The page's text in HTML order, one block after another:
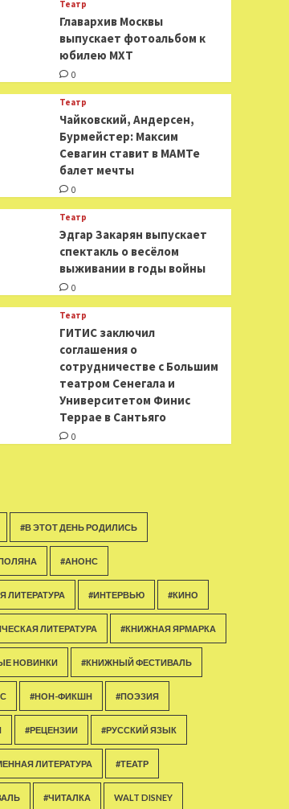
Театр
​​Главархив Москвы
выпускает фотоальбом к
юбилею МХТ
0
Театр
​​Чайковский, Андерсен,
Бурмейстер: Максим
Севагин ставит в МАМТе
балет мечты
0
Театр
Эдгар Закарян выпускает
спектакль о весёлом
выживании в годы войны
0
Театр
ГИТИС заключил
соглашения о
сотрудничестве с Большим
театром Сенегала и
Университетом Финис
Террае в Сантьяго
0
#В ЭТОТ ДЕНЬ РОДИЛИСЬ
#АНОНС
ЛИТЕРАТУРА #ИНТЕРВЬЮ #КИНО
ЛИТЕРАТУРА #КНИЖНАЯ ЯРМАРКА
НОВИНКИ #КНИЖНЫЙ ФЕСТИВАЛЬ
#НОН-ФИКШН #ПОЭЗИЯ
#РЕЦЕНЗИИ #РУССКИЙ ЯЗЫК
ЛИТЕРАТУРА #ТЕАТР
#ЧИТАЛКА WALT DISNEY